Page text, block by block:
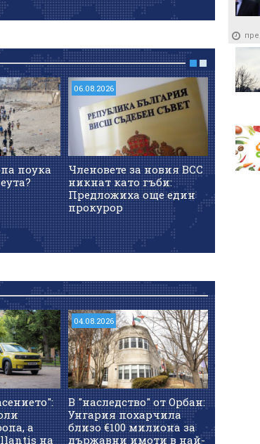
поука
06.08.2026
Членовете за новия ВСС
никнат като гъби:
Предложиха още един
прокурор
а
на
04.08.2026
В "наследство" от Орбан:
Унгария похарчила
близо €100 милиона за
държавни имоти в най-